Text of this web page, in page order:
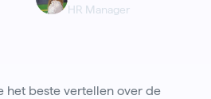
het beste vertellen over de
HR Manager